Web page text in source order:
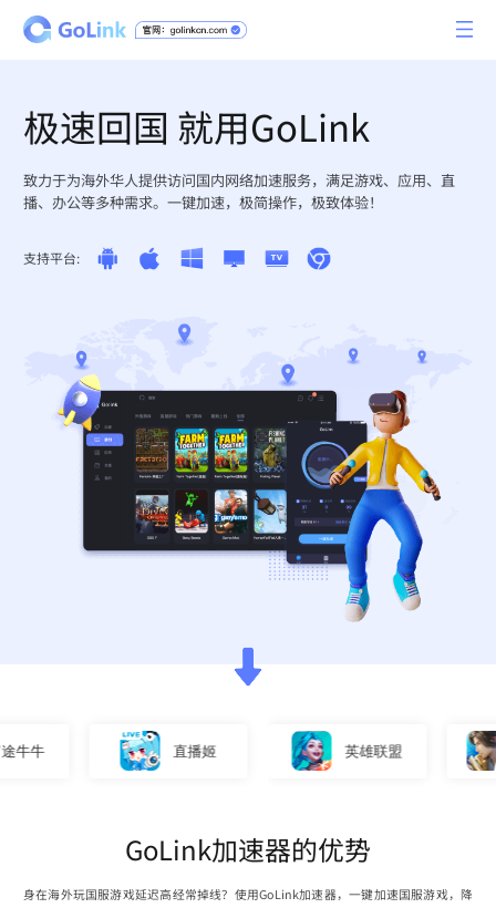
极速回国 就用GoLink
致力于为海外华人提供访问国内网络加速服务，满足游戏、应用、直
播、办公等多种需求。一键加速，极简操作，极致体验！
支持平台:
直播姬 英雄联盟
GoLink加速器的优势
身在海外玩国服游戏延迟高经常掉线？使用GoLink加速器，一键加速国服游戏，降